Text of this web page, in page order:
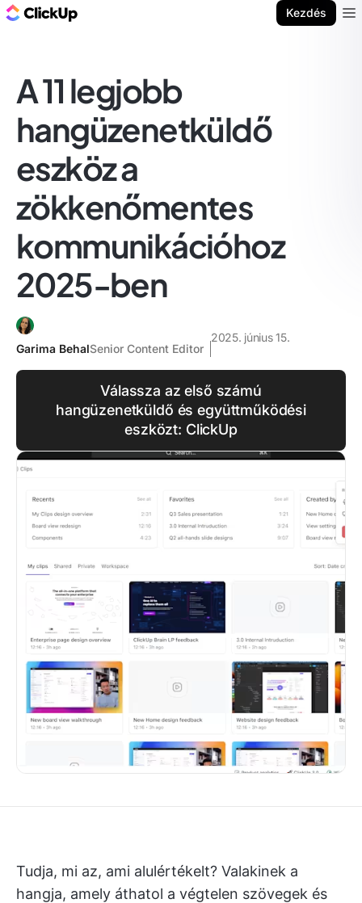
Kezdés
A 11 legjobb
hangüzenetküldő
eszköz a
zökkenőmentes
kommunikációhoz
2025-ben
Garima BehalSenior Content Editor
2025. június 15.
Válassza az első számú
hangüzenetküldő és együttműködési
eszközt: ClickUp
Tudja, mi az, ami alulértékelt? Valakinek a
hangja, amely áthatol a végtelen szövegek és